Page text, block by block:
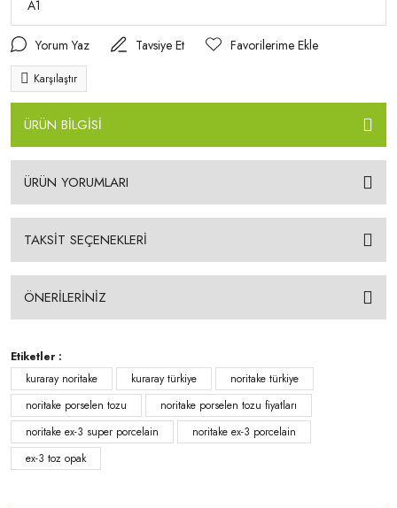
Yorum Yaz Tavsiye Et
Karşılaştır
ÜRÜN BİLGİSİ
ÜRÜN YORUMLARI
TAKSİT SEÇENEKLERİ
ÖNERİLERİNİZ
Etiketler :
kuraray noritake
kuraray türkiye
noritake türkiye
noritake porselen tozu
noritake porselen tozu fiyatları
noritake ex-3 super porcelain
noritake ex-3 porcelain
ex-3 toz opak